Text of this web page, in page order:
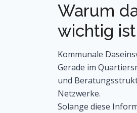
Warum
wichtig ist
Kommunale
Gerade im
und
Netzwerke.
Solange diese